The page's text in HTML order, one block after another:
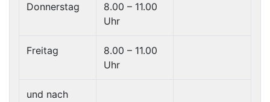
Donnerstag
8.00 – 11.00
Uhr
Freitag
8.00 – 11.00
Uhr
und nach